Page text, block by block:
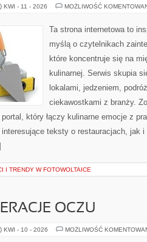
KWI - 11 - 2026 MOŻLIWOŚĆ
Ta strona internetowa to
myślą o czytelnikach
które koncentruje się na
kulinarnej. Serwis skupia
lokalami, jedzeniem,
ciekawostkami z branży.
który łączy kulinarne emocje z
teksty o restauracjach, jak
I TRENDY W FOTOWOLTAICE
OCZU
KWI - 10 - 2026 MOŻLIWOŚĆ